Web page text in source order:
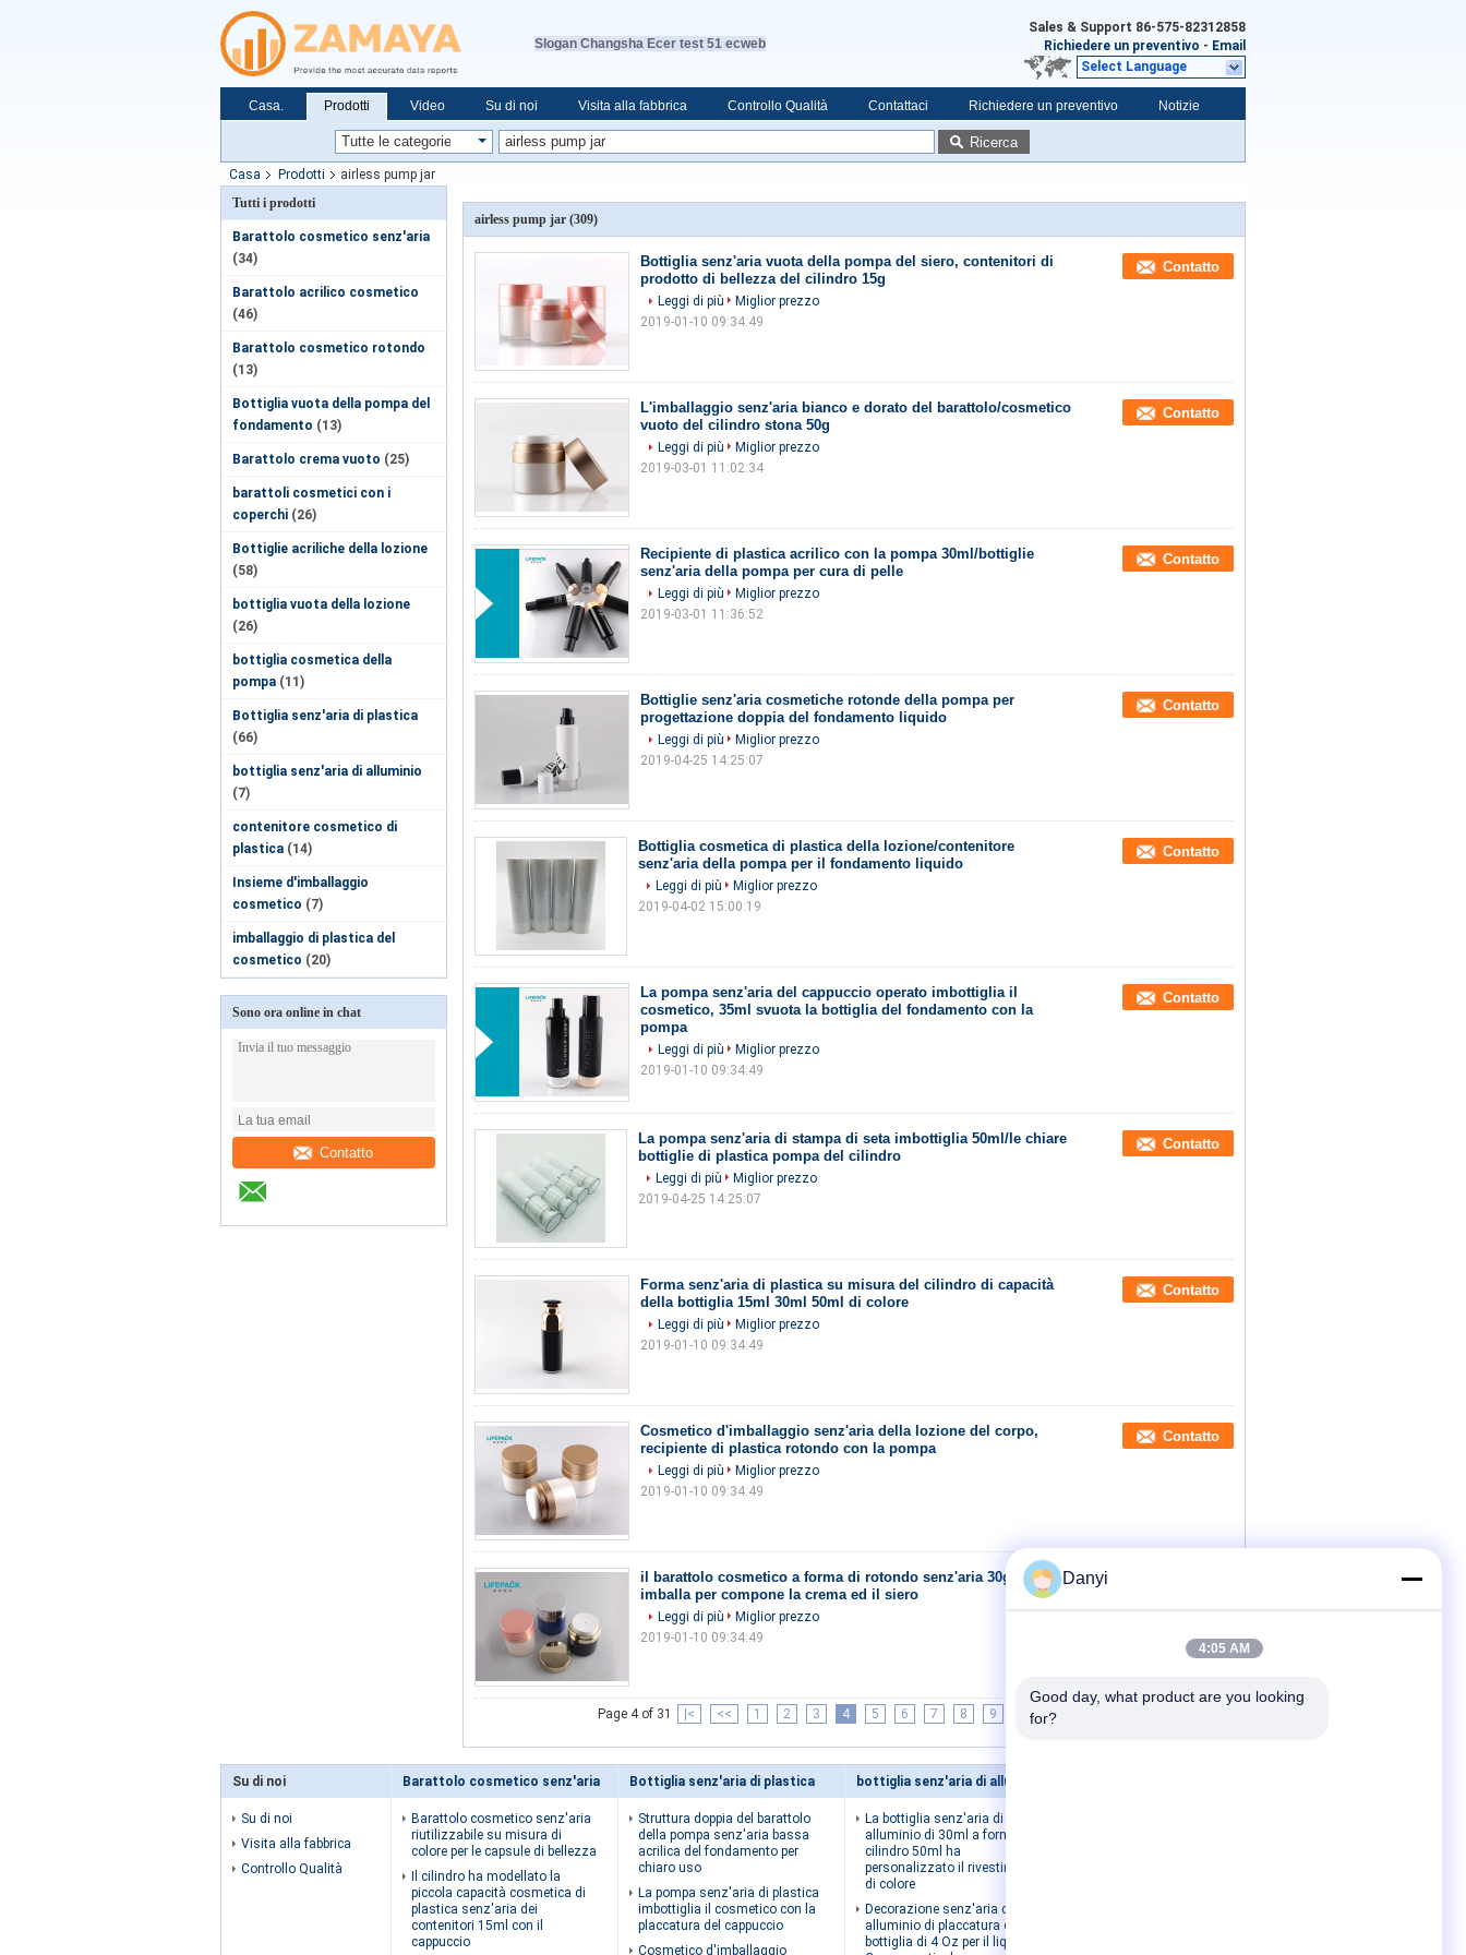
Slogan Changsha Ecer test 51 ecweb
Sales & Support 86-575-82312858
Richiedere un preventivo - Email
Select Language
Casa. Prodotti Video Su di noi Visita alla fabbrica Controllo Qualità Contattaci Richiedere un preventivo Notizie
Ricerca
Casa Prodotti
airless pump jar
Tutti i prodotti
Barattolo cosmetico senz'aria
(34)
Barattolo acrilico cosmetico
(46)
Barattolo cosmetico rotondo
(13)
Bottiglia vuota della pompa del
fondamento (13)
Barattolo crema vuoto (25)
barattoli cosmetici con i
coperchi (26)
Bottiglie acriliche della lozione
(58)
bottiglia vuota della lozione
(26)
bottiglia cosmetica della
pompa (11)
Bottiglia senz'aria di plastica
(66)
bottiglia senz'aria di alluminio
(7)
contenitore cosmetico di
plastica (14)
Insieme d'imballaggio
cosmetico (7)
imballaggio di plastica del
cosmetico (20)
Sono ora online in chat
Contatto
airless pump jar (309)
Bottiglia senz'aria vuota della pompa del siero, contenitori di
prodotto di bellezza del cilindro 15g
Contatto
Leggi di più
Miglior prezzo
2019-01-10 09:34:49
L'imballaggio senz'aria bianco e dorato del barattolo/cosmetico
vuoto del cilindro stona 50g
Contatto
Leggi di più
Miglior prezzo
2019-03-01 11:02:34
Recipiente di plastica acrilico con la pompa 30ml/bottiglie
senz'aria della pompa per cura di pelle
Contatto
Leggi di più
Miglior prezzo
2019-03-01 11:36:52
Bottiglie senz'aria cosmetiche rotonde della pompa per
progettazione doppia del fondamento liquido
Contatto
Leggi di più
Miglior prezzo
2019-04-25 14:25:07
Bottiglia cosmetica di plastica della lozione/contenitore
senz'aria della pompa per il fondamento liquido
Contatto
Leggi di più
Miglior prezzo
2019-04-02 15:00:19
La pompa senz'aria del cappuccio operato imbottiglia il
cosmetico, 35ml svuota la bottiglia del fondamento con la
pompa
Contatto
Leggi di più
Miglior prezzo
2019-01-10 09:34:49
La pompa senz'aria di stampa di seta imbottiglia 50ml/le chiare
bottiglie di plastica pompa del cilindro
Contatto
Leggi di più
Miglior prezzo
2019-04-25 14:25:07
Forma senz'aria di plastica su misura del cilindro di capacità
della bottiglia 15ml 30ml 50ml di colore
Contatto
Leggi di più
Miglior prezzo
2019-01-10 09:34:49
Cosmetico d'imballaggio senz'aria della lozione del corpo,
recipiente di plastica rotondo con la pompa
Contatto
Leggi di più
Miglior prezzo
2019-01-10 09:34:49
il barattolo cosmetico a forma di rotondo senz'aria 30g che
imballa per compone la crema ed il siero
Leggi di più
Miglior prezzo
2019-01-10 09:34:49
Page 4 of 31 |< << 1 2 3 4 5 6 7 8 9 10 >>
Su di noi
Su di noi
Visita alla fabbrica
Controllo Qualità
Barattolo cosmetico senz'aria
Barattolo cosmetico senz'aria
riutilizzabile su misura di
colore per le capsule di bellezza
Il cilindro ha modellato la
piccola capacità cosmetica di
plastica senz'aria dei
contenitori 15ml con il
cappuccio
Bottiglia senz'aria di plastica
Struttura doppia del barattolo
della pompa senz'aria bassa
acrilica del fondamento per
chiaro uso
La pompa senz'aria di plastica
imbottiglia il cosmetico con la
placcatura del cappuccio
Cosmetico d'imballaggio
bottiglia senz'aria di alluminio
La bottiglia senz'aria di
alluminio di 30ml a forma di
cilindro 50ml ha
personalizzato il rivestimento
di colore
Decorazione senz'aria di
alluminio di placcatura della
bottiglia di 4 Oz per il liquido di
Danyi
4:05 AM
Good day, what product are you looking
for?